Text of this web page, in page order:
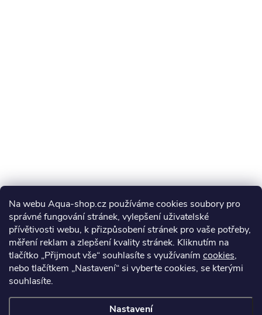
Na webu Aqua-shop.cz používáme cookies soubory pro
správné fungování stránek, vylepšení uživatelské
přívětivosti webu, k přizpůsobení stránek pro vaše potřeby,
měření reklam a zlepšení kvality stránek. Kliknutím na
tlačítko „Přijmout vše“ souhlasíte s využívaním cookies,
nebo tlačítkem „Nastavení“ si vyberte cookies, se kterými
souhlasíte.
Nastavení